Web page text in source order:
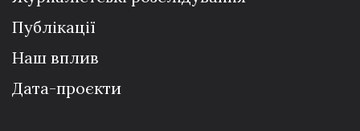
Публікації
Наш вплив
Дата-проєкти